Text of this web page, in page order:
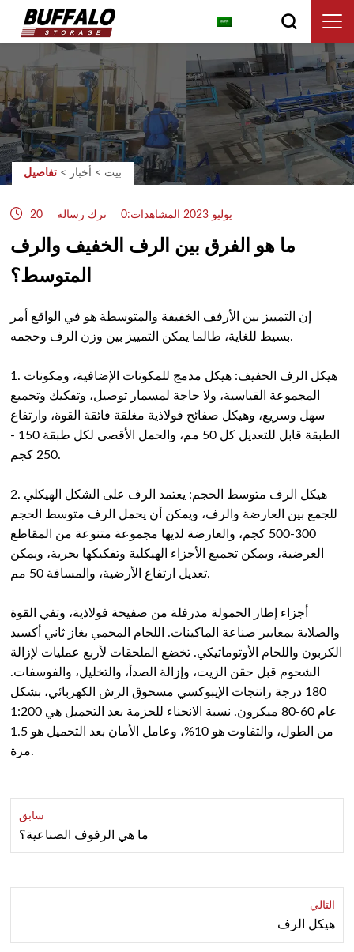
بيت > أخبار > تفاصيل
20 يوليو 2023 المشاهدات:0 ترك رسالة
ما هو الفرق بين الرف الخفيف والرف
المتوسط؟
إن التمييز بين الأرفف الخفيفة والمتوسطة هو في الواقع أمر
بسيط للغاية، طالما يمكن التمييز بين وزن الرف وحجمه.
1. هيكل الرف الخفيف: هيكل مدمج للمكونات الإضافية، ومكونات
المجموعة القياسية، ولا حاجة لمسمار توصيل، وتفكيك وتجميع
سهل وسريع، وهيكل صفائح فولاذية مغلقة فائقة القوة، وارتفاع
الطبقة قابل للتعديل كل 50 مم، والحمل الأقصى لكل طبقة 150 -
250 كجم.
2. هيكل الرف متوسط الحجم: يعتمد الرف على الشكل الهيكلي
للجمع بين العارضة والرف، ويمكن أن يحمل الرف متوسط الحجم
300-500 كجم، والعارضة لديها مجموعة متنوعة من المقاطع
العرضية، ويمكن تجميع الأجزاء الهيكلية وتفكيكها بحرية، ويمكن
تعديل ارتفاع الأرضية، والمسافة 50 مم.
أجزاء إطار الحمولة مدرفلة من صفيحة فولاذية، وتفي القوة
والصلابة بمعايير صناعة الماكينات. اللحام المحمي بغاز ثاني أكسيد
الكربون واللحام الأوتوماتيكي. تخضع الملحقات لأربع عمليات لإزالة
الشحوم قبل حقن الزيت، وإزالة الصدأ، والتخليل، والفوسفات.
180 درجة راتنجات الإيبوكسي مسحوق الرش الكهربائي، بشكل
عام 60-80 ميكرون. نسبة الانحناء للحزمة بعد التحميل هي 1:200
من الطول، والتفاوت هو 10%، وعامل الأمان بعد التحميل هو 1.5
مرة.
سابق
ما هي الرفوف الصناعية؟
التالي
هيكل الرف